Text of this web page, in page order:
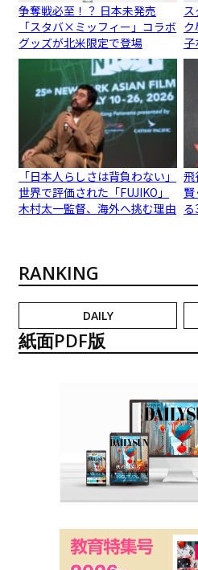
争奪戦必至！？ 日本未発売
「スタバ×ミッフィー」コラボ
グッズが北米限定で登場
「日本人らしさは背負わない」
世界で評価された「FUJIKO」
木村太一監督、海外へ挑む理由
飛
る
RANKING
DAILY
紙面PDF版